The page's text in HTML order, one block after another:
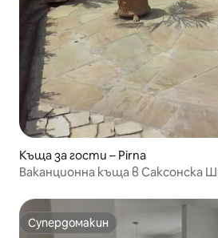
Къща за гости – Pirna
Ваканционна къща в Саксонска
Супердомакин
Супердомакин